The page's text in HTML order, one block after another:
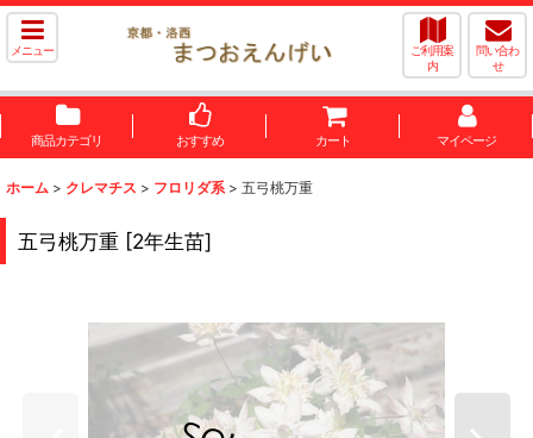
メニュー
ご利用案
内
問い合わ
せ
商品カテゴリ おすすめ カート マイページ
ホーム > クレマチス > フロリダ系 > 五弓桃万重
五弓桃万重 [2年生苗]